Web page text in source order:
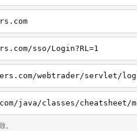
sso/Login?RL=1
webtrader/servlet/
java/classes/cheatsheet/